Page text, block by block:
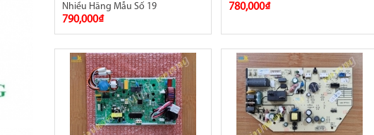
Nhiều Hãng Mẫu Số 19
790,000₫
780,000₫